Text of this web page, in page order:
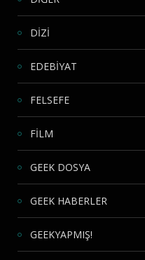
DİZİ
EDEBİYAT
FELSEFE
FİLM
GEEK DOSYA
GEEK HABERLER
GEEKYAPMIŞ!